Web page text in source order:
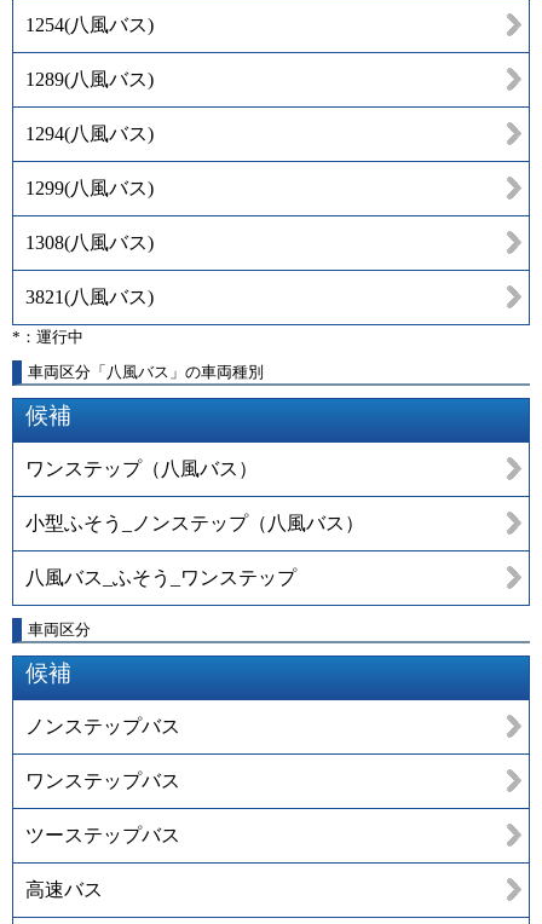
1254(八風バス)
1289(八風バス)
1294(八風バス)
1299(八風バス)
1308(八風バス)
3821(八風バス)
*：運行中
車両区分「八風バス」の車両種別
候補
ワンステップ（八風バス）
小型ふそう_ノンステップ（八風バス）
八風バス_ふそう_ワンステップ
車両区分
候補
ノンステップバス
ワンステップバス
ツーステップバス
高速バス